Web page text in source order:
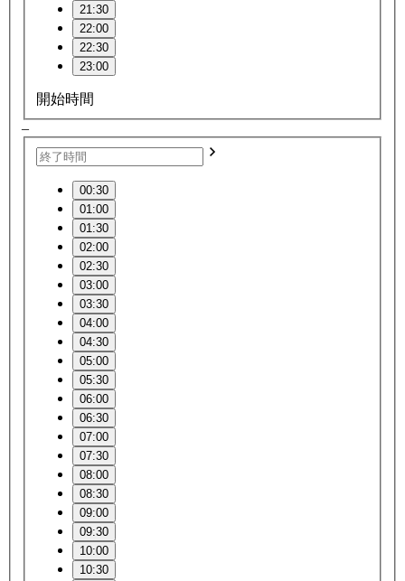
21:30
22:00
22:30
23:00
開始時間
–
00:30
01:00
01:30
02:00
02:30
03:00
03:30
04:00
04:30
05:00
05:30
06:00
06:30
07:00
07:30
08:00
08:30
09:00
09:30
10:00
10:30